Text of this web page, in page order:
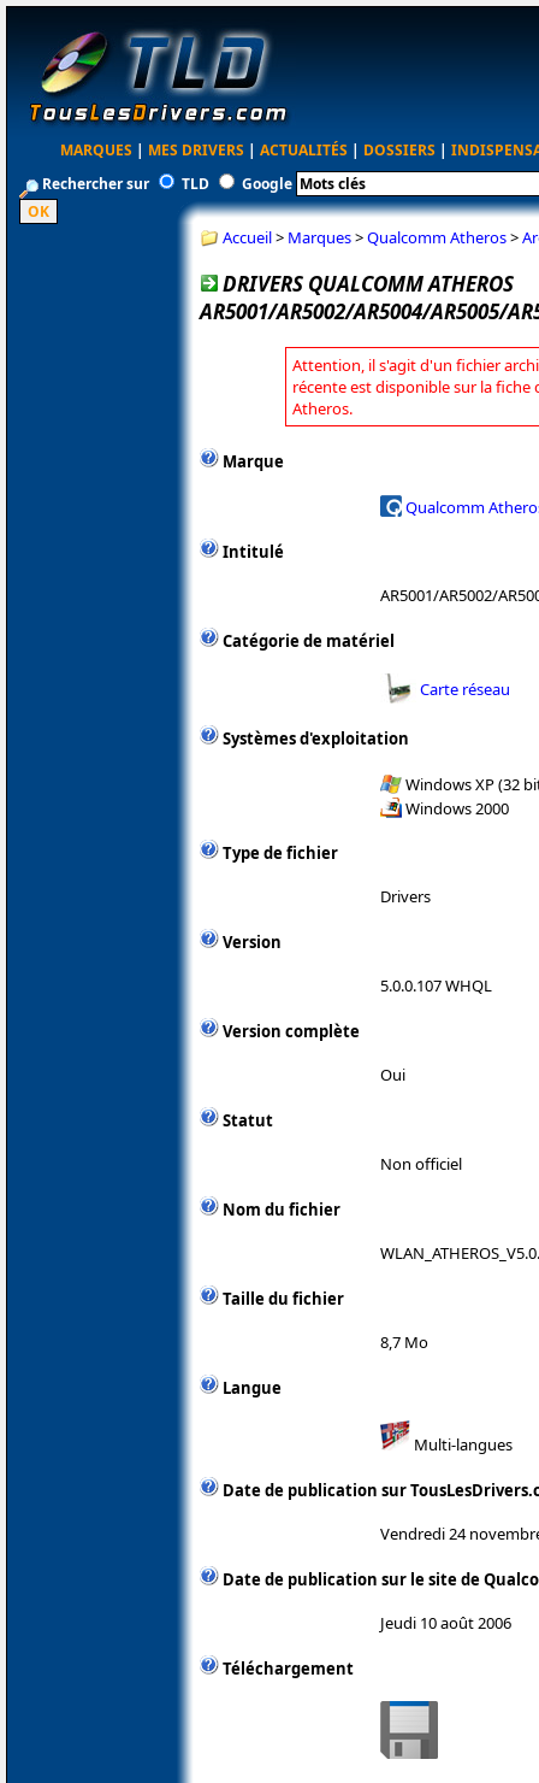
MARQUES | MES DRIVERS | ACTUALITÉS | DOSSIERS |
Rechercher sur
TLD Google
Accueil> Marques>Qualcomm Atheros>
DRIVERS QUALCOMM ATHEROS
AR5001/AR5002/AR5004/AR5005/
Attention, il s'agit d'un fichier
récente est disponible sur la fiche
Atheros.
Marque
Qualcomm
Intitulé
AR5001/AR5002/
Catégorie de matériel
Carte réseau
Systèmes d'exploitation
Windows XP (32
Windows 2000
Type de fichier
Drivers
Version
5.0.0.107 WHQL
Version complète
Oui
Statut
Non officiel
Nom du fichier
Taille du fichier
8,7 Mo
Langue
Multi-langues
Date de publication sur
Vendredi 24
Date de publication sur le site de
Jeudi 10 août 2006
Téléchargement